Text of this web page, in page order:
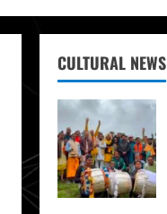
CULTURAL NEWS